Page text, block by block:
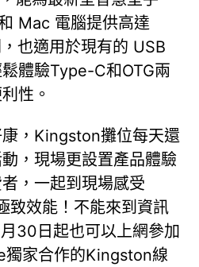
Mac 電腦提供高達
也適用於現有的 USB
體驗Type-C和OTG兩
性。
，Kingston攤位每天還
，現場更設置產品體驗
，一起到現場感受
致效能！不能來到資訊
30日起也可以上網參加
家合作的Kingston線